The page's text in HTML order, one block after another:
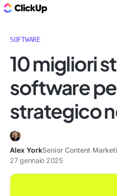
SOFTWARE
10 migliori
software
strategico
Alex YorkSenior Content
27 gennaio 2025